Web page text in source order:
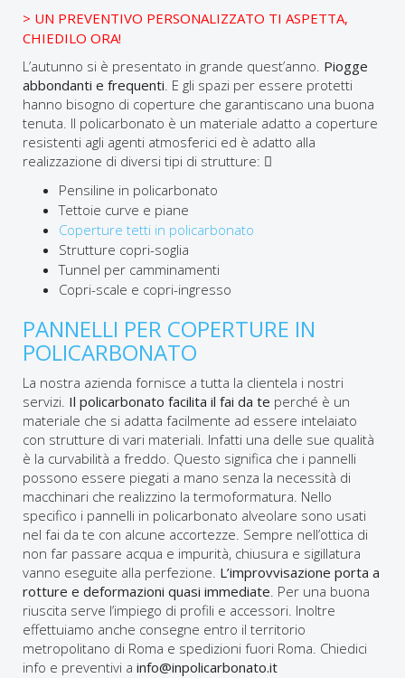
> UN PREVENTIVO PERSONALIZZATO TI ASPETTA,
CHIEDILO ORA!
L’autunno si è presentato in grande quest’anno. Piogge
abbondanti e frequenti. E gli spazi per essere protetti
hanno bisogno di coperture che garantiscano una buona
tenuta. Il policarbonato è un materiale adatto a coperture
resistenti agli agenti atmosferici ed è adatto alla
realizzazione di diversi tipi di strutture: 
Pensiline in policarbonato
Tettoie curve e piane
Coperture tetti in policarbonato
Strutture copri-soglia
Tunnel per camminamenti
Copri-scale e copri-ingresso
PANNELLI PER COPERTURE IN
POLICARBONATO
La nostra azienda fornisce a tutta la clientela i nostri
servizi. Il policarbonato facilita il fai da te perché è un
materiale che si adatta facilmente ad essere intelaiato
con strutture di vari materiali. Infatti una delle sue qualità
è la curvabilità a freddo. Questo significa che i pannelli
possono essere piegati a mano senza la necessità di
macchinari che realizzino la termoformatura. Nello
specifico i pannelli in policarbonato alveolare sono usati
nel fai da te con alcune accortezze. Sempre nell’ottica di
non far passare acqua e impurità, chiusura e sigillatura
vanno eseguite alla perfezione. L’improvvisazione porta a
rotture e deformazioni quasi immediate. Per una buona
riuscita serve l’impiego di profili e accessori. Inoltre
effettuiamo anche consegne entro il territorio
metropolitano di Roma e spedizioni fuori Roma. Chiedici
info e preventivi a info@inpolicarbonato.it